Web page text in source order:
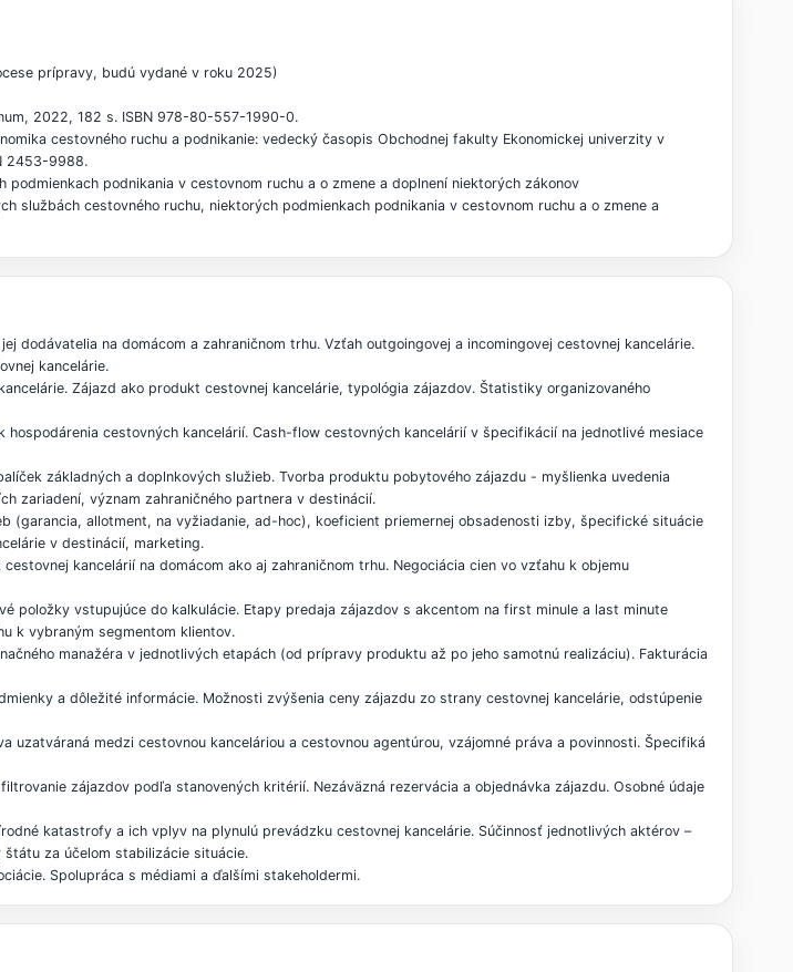
prípravy, budú vydané v roku 2025)
2022, 182 s. ISBN 978-80-557-1990-0.
cestovného ruchu a podnikanie: vedecký časopis Obchodnej fakulty Ekonomickej univerzity v
2453-9988.
podnikania v cestovnom ruchu a o zmene a doplnení niektorých zákonov
službách cestovného ruchu, niektorých podmienkach podnikania v cestovnom ruchu a o zmene a
dodávatelia na domácom a zahraničnom trhu. Vzťah outgoingovej a incomingovej cestovnej kancelárie.
kancelárie.
Zájazd ako produkt cestovnej kancelárie, typológia zájazdov. Štatistiky organizovaného
cestovných kancelárií. Cash-flow cestovných kancelárií v špecifikácií na jednotlivé mesiace
základných a doplnkových služieb. Tvorba produktu pobytového zájazdu - myšlienka uvedenia
zariadení, význam zahraničného partnera v destinácií.
allotment, na vyžiadanie, ad-hoc), koeficient priemernej obsadenosti izby, špecifické situácie
v destinácií, marketing.
kancelárií na domácom ako aj zahraničnom trhu. Negociácia cien vo vzťahu k objemu
položky vstupujúce do kalkulácie. Etapy predaja zájazdov s akcentom na first minule a last minute
k vybraným segmentom klientov.
manažéra v jednotlivých etapách (od prípravy produktu až po jeho samotnú realizáciu). Fakturácia
a dôležité informácie. Možnosti zvýšenia ceny zájazdu zo strany cestovnej kancelárie, odstúpenie
medzi cestovnou kanceláriou a cestovnou agentúrou, vzájomné práva a povinnosti. Špecifiká
zájazdov podľa stanovených kritérií. Nezáväzná rezervácia a objednávka zájazdu. Osobné údaje
katastrofy a ich vplyv na plynulú prevádzku cestovnej kancelárie. Súčinnosť jednotlivých aktérov –
za účelom stabilizácie situácie.
Spolupráca s médiami a ďalšími stakeholdermi.